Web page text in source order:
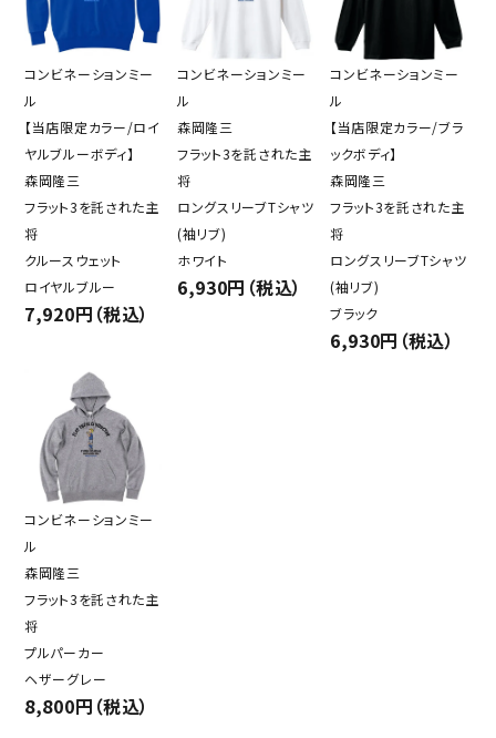
コンビネーションミー
ル
【当店限定カラー/ロイ
ヤルブルーボディ】
森岡隆三
フラット3を託された主
将
クルースウェット
ロイヤルブルー
7,920円（税込）
コンビネーションミー
ル
森岡隆三
フラット3を託された主
将
ロングスリーブTシャツ
(袖リブ)
ホワイト
6,930円（税込）
コンビネーションミー
ル
【当店限定カラー/ブラ
ックボディ】
森岡隆三
フラット3を託された主
将
ロングスリーブTシャツ
(袖リブ)
ブラック
6,930円（税込）
コンビネーションミー
ル
森岡隆三
フラット3を託された主
将
プルパーカー
ヘザーグレー
8,800円（税込）